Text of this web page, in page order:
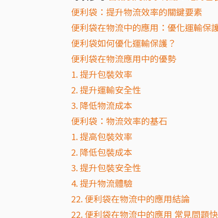
便利袋：提升物流效率的關鍵要素
便利袋在物流中的應用：優化運輸保
便利袋如何優化運輸保護？
便利袋在物流應用中的優勢
1. 提升包裝效率
2. 提升運輸安全性
3. 降低物流成本
便利袋：物流效率的基石
1. 提高包裝效率
2. 降低包裝成本
3. 提升包裝安全性
4. 提升物流體驗
22. 便利袋在物流中的應用結論
22. 便利袋在物流中的應用 常見問題